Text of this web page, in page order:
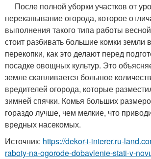
После полной уборки участков от
перекапывание огорода, которое
выполнения такого типа работы
стоит разбивать большие комки земли
перекопки, как это делают перед
посадке овощных культур. Это
земле скапливается большое
вредителей огорода, которые
зимней спячки. Комья больших
гораздо лучше, чем мелкие, что
вредных насекомых.
Источник: https://dekor-i-interer.ru-
raboty-na-ogorode-dobavlenie-stati-v-